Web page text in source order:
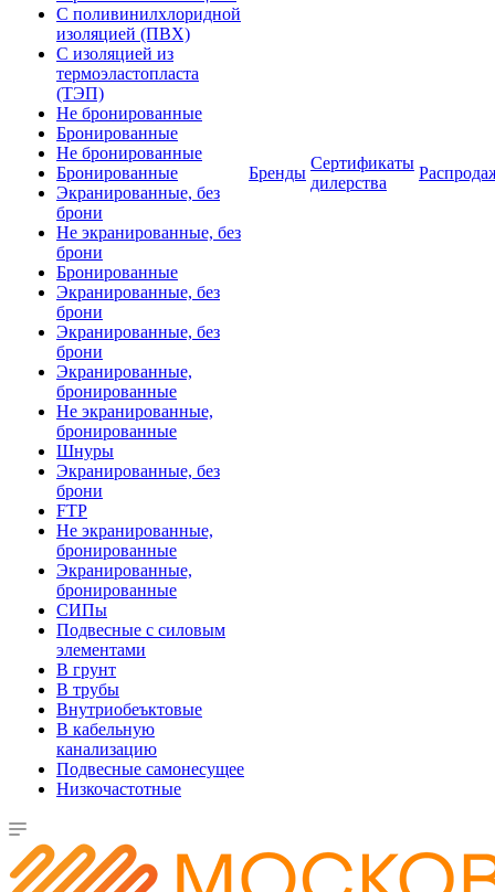
С поливинилхлоридной
изоляцией (ПВХ)
С изоляцией из
термоэластопласта
(ТЭП)
Не бронированные
Бронированные
Не бронированные
Бронированные
Экранированные, без
брони
Не экранированные, без
брони
Бронированные
Экранированные, без
брони
Экранированные, без
брони
Экранированные,
бронированные
Не экранированные,
бронированные
Шнуры
Экранированные, без
брони
FTP
Не экранированные,
бронированные
Экранированные,
бронированные
СИПы
Подвесные с силовым
элементами
В грунт
В трубы
Внутриобеъктовые
В кабельную
канализацию
Подвесные самонесущее
Низкочастотные
Бренды
Сертификаты
дилерства